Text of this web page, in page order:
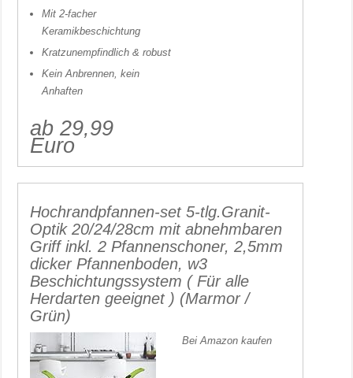
Mit 2-facher
Keramikbeschichtung
Kratzunempfindlich & robust
Kein Anbrennen, kein
Anhaften
ab 29,99
Euro
Hochrandpfannen-set 5-tlg.Granit-
Optik 20/24/28cm mit abnehmbaren
Griff inkl. 2 Pfannenschoner, 2,5mm
dicker Pfannenboden, w3
Beschichtungssystem ( Für alle
Herdarten geeignet ) (Marmor /
Grün)
Bei Amazon kaufen